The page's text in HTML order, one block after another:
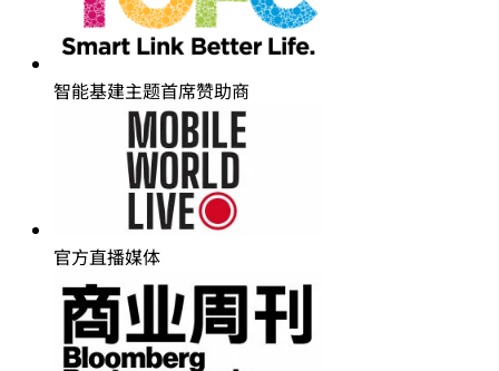
智能基建主题首席赞助商
官方直播媒体